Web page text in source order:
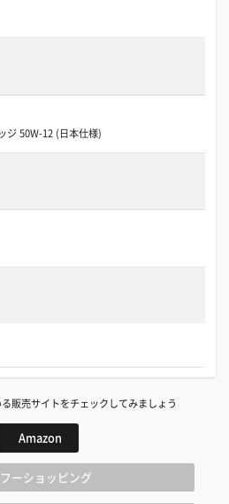
ジ 50W-12 (日本仕様)
販売サイトをチェックしてみましょう
Amazon
ーショッピング